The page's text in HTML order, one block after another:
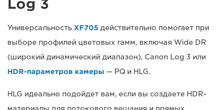
Log 3
Универсальность XF705 действительно помогает при
выборе профилей цветовых гамм, включая Wide DR
(широкий динамический диапазон), Canon Log 3 или
HDR-параметров камеры — PQ и HLG.
HLG идеально подойдет вам, если вы создаете HDR-